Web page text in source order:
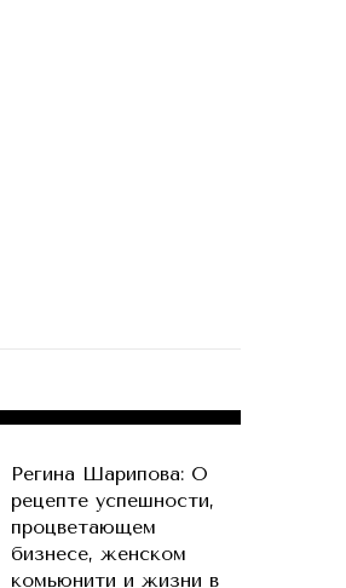
Регина Шарипова: О
рецепте успешности,
процветающем
бизнесе, женском
комьюнити и жизни в